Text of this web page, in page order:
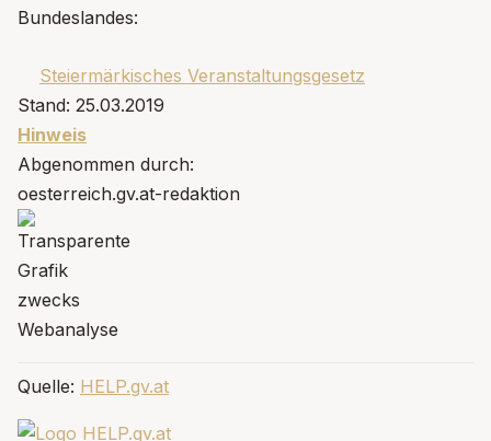
Bundeslandes:
Steiermärkisches Veranstaltungsgesetz
Stand: 25.03.2019
Hinweis
Abgenommen durch:
oesterreich.gv.at-redaktion
Quelle: HELP.gv.at